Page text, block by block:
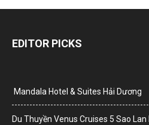
EDITOR PICKS
Mandala Hotel & Suites Hải Dương
Du Thuyền Venus Cruises 5 Sao Lan